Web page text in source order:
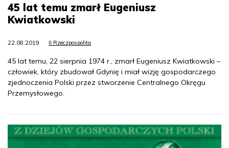
45 lat temu zmarł Eugeniusz
Kwiatkowski
22.08.2019 II Rzeczpospolita
45 lat temu, 22 sierpnia 1974 r., zmarł Eugeniusz Kwiatkowski –
człowiek, który zbudował Gdynię i miał wizję gospodarczego
zjednoczenia Polski przez stworzenie Centralnego Okręgu
Przemysłowego.